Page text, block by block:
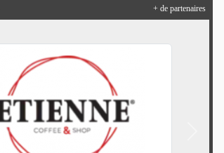
+ de partenaires